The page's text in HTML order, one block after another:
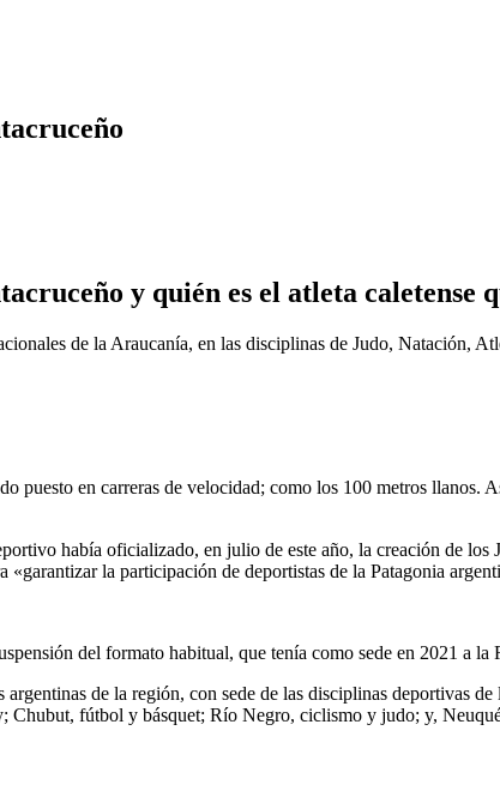
y quién es el atleta caletense
de la Araucanía, en las disciplinas de Judo, Natación,
en carreras de velocidad; como los 100 metros llanos.
había oficializado, en julio de este año, la creación de los
la participación de deportistas de la Patagonia
del formato habitual, que tenía como sede en 2021 a
de la región, con sede de las disciplinas deportivas
Chubut, fútbol y básquet; Río Negro, ciclismo y judo; y,